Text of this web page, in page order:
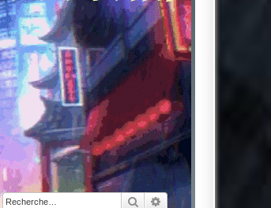
RechercherRecherche avancée